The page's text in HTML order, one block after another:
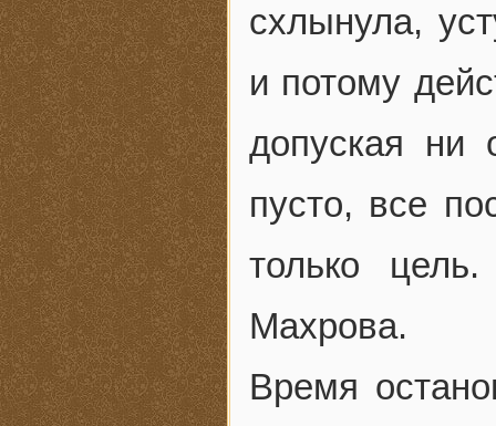
схлынула,
и потому
допуская ни
пусто, все
только
Махрова.
Время